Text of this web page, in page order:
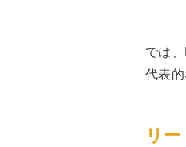
では
代表的
リ